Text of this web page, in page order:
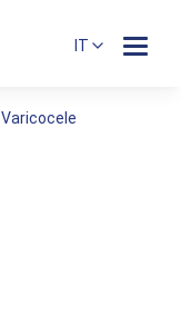
IT
Varicocele